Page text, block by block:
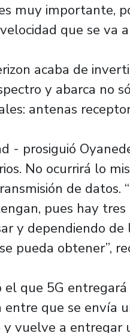
muy importante,
que se va
acaba de
y abarca no
antenas
- prosiguió
No ocurrirá lo
de datos.
pues hay
y dependiendo
pueda obtener”,
el que 5G
entre que se envía
y vuelve a entregar